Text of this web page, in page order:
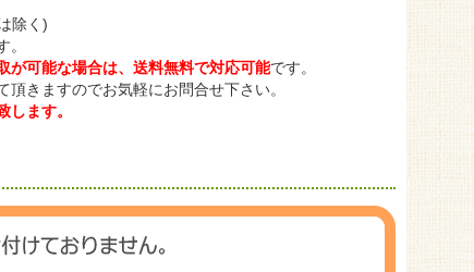
除く)
。
が可能な場合は、送料無料で対応可能です。
きますのでお気軽にお問合せ下さい。
します。